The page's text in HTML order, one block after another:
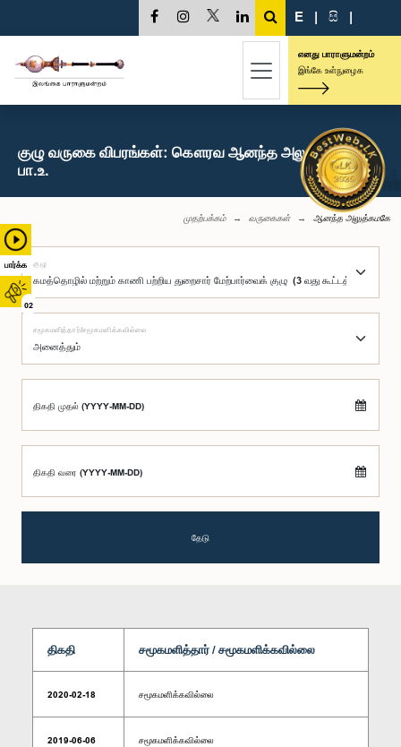
பார்க்க
02
E | සි |
எனது பாராளுமன்றம்
இங்கே உள்நுழைக
குழு வருகை விபரங்கள்: கௌரவ ஆனந்த அலுத்கமகே,
பா.உ.
முதற்பக்கம் வருகைகள் ஆனந்த அலுத்கமகே
குழு
சமூகமளித்தார்/சமூகமளிக்கவில்லை
திகதி முதல் (YYYY-MM-DD)
திகதி வரை (YYYY-MM-DD)
தேடு
திகதி சமூகமளித்தார் / சமூகமளிக்கவில்லை
2020-02-18 சமூகமளிக்கவில்லை
2019-06-06 சமூகமளிக்கவில்லை